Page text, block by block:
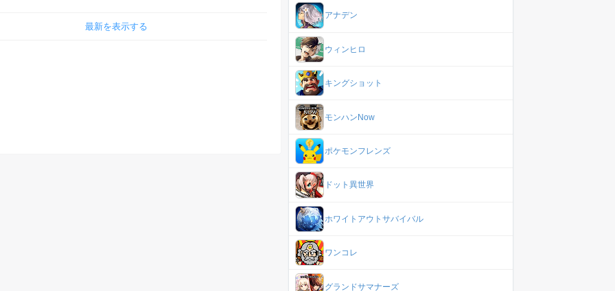
最新を表示する
アナデン
ウィンヒロ
キングショット
モンハンNow
ポケモンフレンズ
ドット異世界
ホワイトアウトサバイバル
ワンコレ
グランドサマナーズ